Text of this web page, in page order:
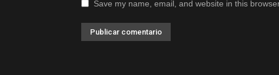
Save my name, email, and website in this